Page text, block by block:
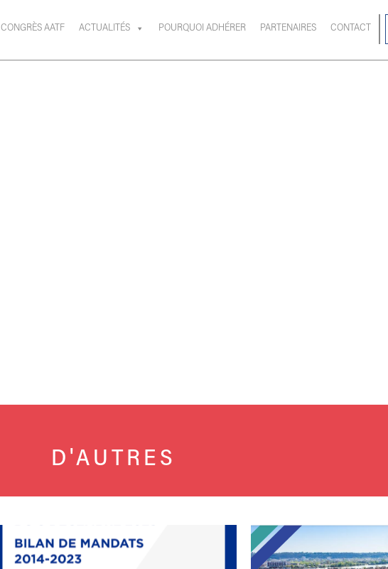
CONGRÈS AATF ACTUALITÉS POURQUOI ADHÉRER PARTENAIRES CONTACT
D'AUTRES